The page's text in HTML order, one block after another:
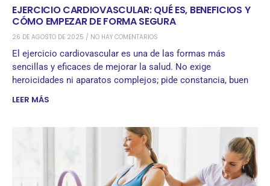
EJERCICIO CARDIOVASCULAR: QUÉ ES, BENEFICIOS Y
CÓMO EMPEZAR DE FORMA SEGURA
26 DE AGOSTO DE 2025 NO HAY COMENTARIOS
El ejercicio cardiovascular es una de las formas más
sencillas y eficaces de mejorar la salud. No exige
heroicidades ni aparatos complejos; pide constancia, buen
LEER MÁS